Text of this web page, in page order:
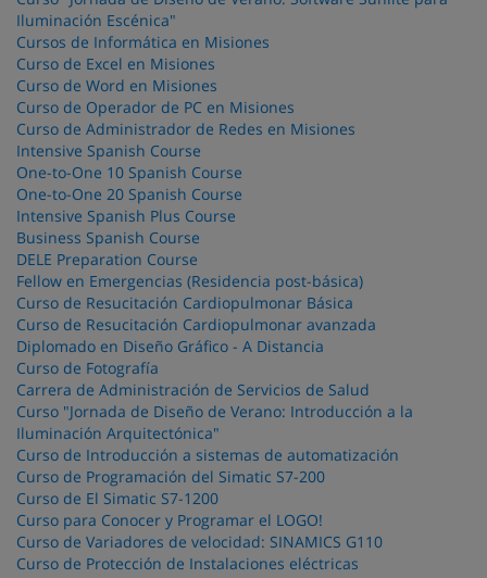
Iluminación Escénica"
Cursos de Informática en Misiones
Curso de Excel en Misiones
Curso de Word en Misiones
Curso de Operador de PC en Misiones
Curso de Administrador de Redes en Misiones
Intensive Spanish Course
One-to-One 10 Spanish Course
One-to-One 20 Spanish Course
Intensive Spanish Plus Course
Business Spanish Course
DELE Preparation Course
Fellow en Emergencias (Residencia post-básica)
Curso de Resucitación Cardiopulmonar Básica
Curso de Resucitación Cardiopulmonar avanzada
Diplomado en Diseño Gráfico - A Distancia
Curso de Fotografía
Carrera de Administración de Servicios de Salud
Curso "Jornada de Diseño de Verano: Introducción a la
Iluminación Arquitectónica"
Curso de Introducción a sistemas de automatización
Curso de Programación del Simatic S7-200
Curso de El Simatic S7-1200
Curso para Conocer y Programar el LOGO!
Curso de Variadores de velocidad: SINAMICS G110
Curso de Protección de Instalaciones eléctricas